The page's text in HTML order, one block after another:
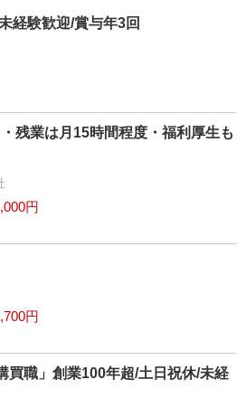
経験歓迎/賞与年3回
残業は月15時間程度・福利厚生も
円
円
買職」創業100年超/土日祝休/未経